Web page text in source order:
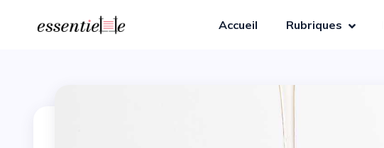
Accueil Rubriques